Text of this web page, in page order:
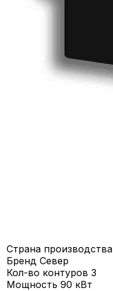
Страна производства
БрендСевер
Кол-во контуров3
Мощность90 кВт